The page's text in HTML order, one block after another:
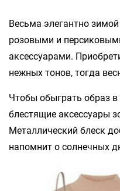
Весьма элегантно
розовыми и
аксессуарами.
нежных тонов, тогда
Чтобы обыграть образ в
блестящие аксессуары
Металлический блеск
напомнит о солнечных